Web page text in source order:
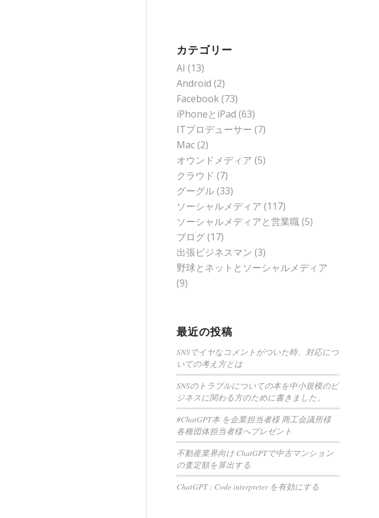
カテゴリー
AI (13)
Android (2)
Facebook(73)
iPhoneとiPad (63)
ITプロデューサー (7)
Mac(2)
オウンドメディア (5)
クラウド (7)
グーグル(33)
ソーシャルメディア (117)
ソーシャルメディアと営業職(5)
ブログ(17)
出張ビジネスマン (3)
野球とネットとソーシャルメディア
(9)
最近の投稿
SNSでイヤなコメントがついた時、対応につ
いての考え方とは
SNSのトラブルについての本を中小規模のビ
ジネスに関わる方のために書きました。
#ChatGPT本 を企業担当者様 商工会議所様
各種団体担当者様へプレゼント
不動産業界向け ChatGPTで中古マンション
の査定額を算出する
ChatGPT : Code interpreter を有効にする